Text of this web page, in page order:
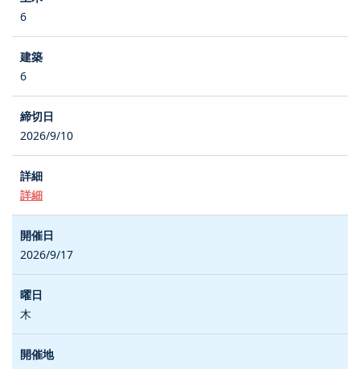
6
6
2026/9/10
詳細
2026/9/17
木